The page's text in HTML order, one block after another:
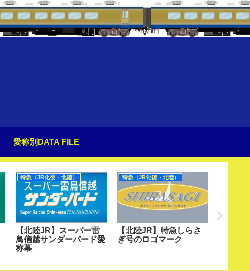
愛称別DATA FILE
特急（JR化後・北陸）
【北陸JR】スーパー雷
鳥信越サンダーバード愛
称幕
特急（JR化後・北陸）
【北陸JR】特急しらさ
ぎ号のロゴマーク